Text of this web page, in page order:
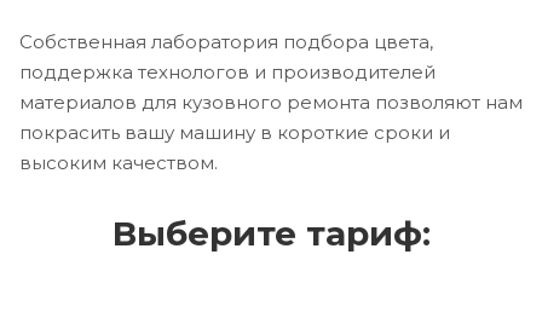
Собственная лаборатория подбора цвета,
поддержка технологов и производителей
материалов для кузовного ремонта позволяют нам
покрасить вашу машину в короткие сроки и
высоким качеством.
Выберите тариф: